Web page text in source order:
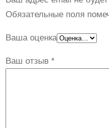
с
а
Обязательные поля
Ваша оценка
Ваш отзыв *